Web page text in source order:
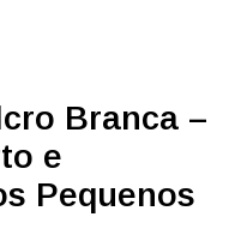
Branca –
e
Pequenos